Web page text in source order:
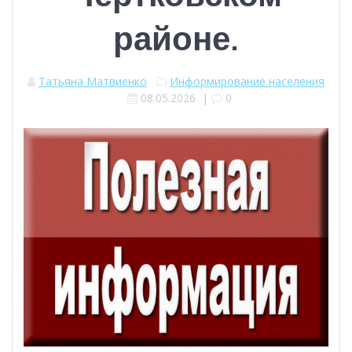
районе.
Татьяна Матвиенко
Информирование населения
08.05.2026 | 0